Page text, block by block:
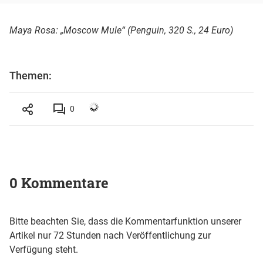
Maya Rosa: „Moscow Mule“ (Penguin, 320 S., 24 Euro)
Themen:
0
0 Kommentare
Bitte beachten Sie, dass die Kommentarfunktion unserer
Artikel nur 72 Stunden nach Veröffentlichung zur
Verfügung steht.